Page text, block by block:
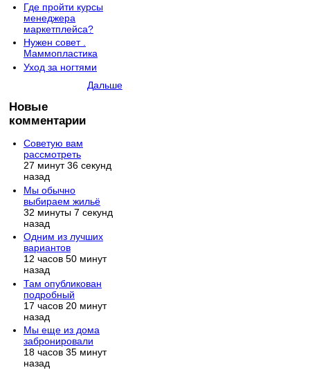
Где пройти курсы
менеджера
маркетплейса?
Нужен совет .
Маммопластика
Уход за ногтями
Дальше
Новые
комментарии
Советую вам
рассмотреть
27 минут 36 секунд
назад
Мы обычно
выбираем жильё
32 минуты 7 секунд
назад
Одним из лучших
вариантов
12 часов 50 минут
назад
Там опубликован
подробный
17 часов 20 минут
назад
Мы еще из дома
забронировали
18 часов 35 минут
назад